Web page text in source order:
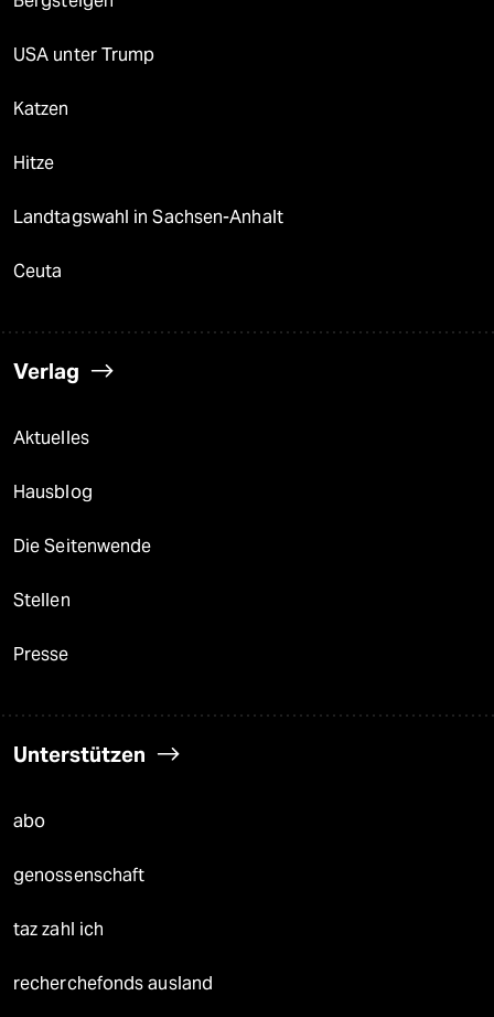
USA unter Trump
Katzen
Hitze
Landtagswahl in Sachsen-Anhalt
Ceuta
Verlag
Aktuelles
Hausblog
Die Seitenwende
Stellen
Presse
Unterstützen
abo
genossenschaft
taz zahl ich
recherchefonds ausland